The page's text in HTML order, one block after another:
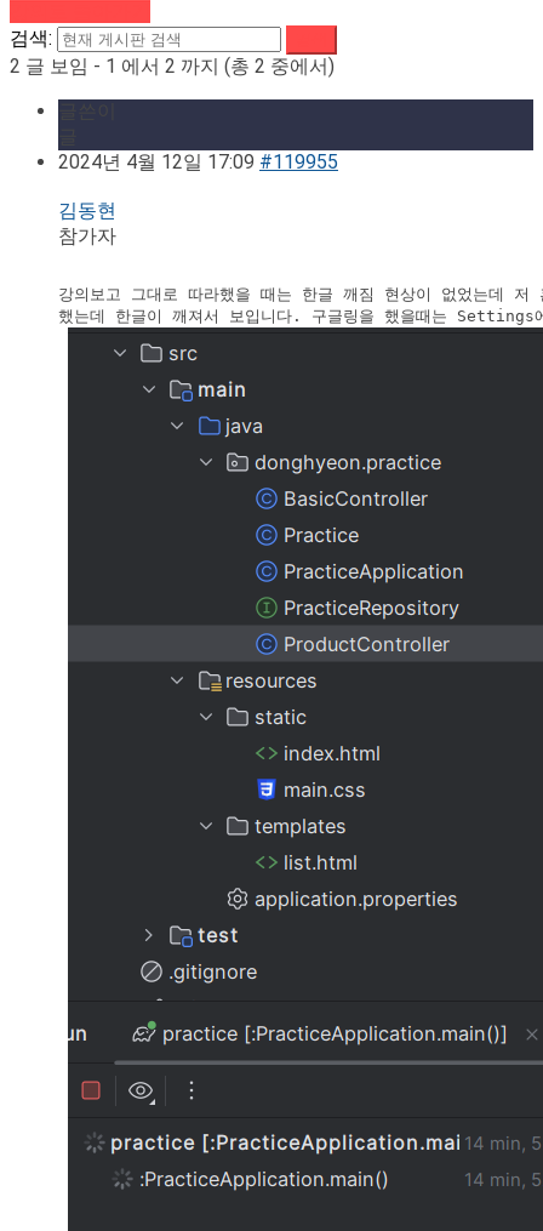
검색:
2 글 보임 - 1 에서 2 까지 (총 2 중에서)
2024년 4월 12일 17:09 #119955
김동현
참가자
강의보고 그대로 따라했을 때는 한글 깨짐 현상이 없었는데
했는데 한글이 깨져서 보입니다. 구글링을 했을때는